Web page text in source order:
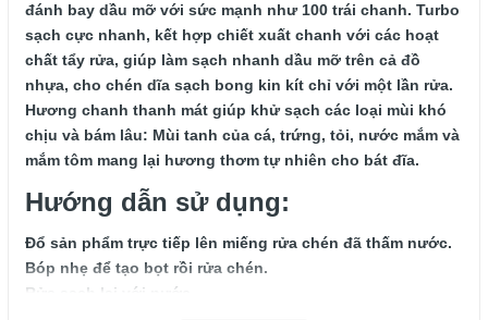
đánh bay dầu mỡ với sức mạnh như 100 trái chanh. Turbo
sạch cực nhanh, kết hợp chiết xuất chanh với các hoạt
chất tẩy rửa, giúp làm sạch nhanh dầu mỡ trên cả đồ
nhựa, cho chén dĩa sạch bong kin kít chỉ với một lần rửa.
Hương chanh thanh mát giúp khử sạch các loại mùi khó
chịu và bám lâu: Mùi tanh của cá, trứng, tỏi, nước mắm và
mắm tôm mang lại hương thơm tự nhiên cho bát đĩa.
Hướng dẫn sử dụng:
Đổ sản phẩm trực tiếp lên miếng rửa chén đã thấm nước.
Bóp nhẹ để tạo bọt rồi rửa chén.
Rửa sạch lại với nước.